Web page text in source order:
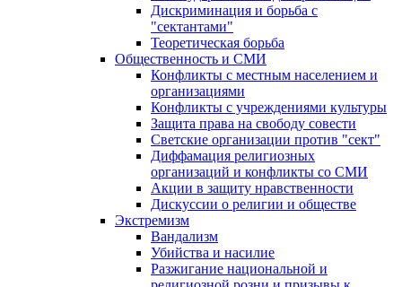
Дискриминация и борьба с
"сектантами"
Теоретическая борьба
Общественность и СМИ
Конфликты с местным населением и
организациями
Конфликты с учреждениями культуры
Защита права на свободу совести
Светские организации против "сект"
Диффамация религиозных
организаций и конфликты со СМИ
Акции в защиту нравственности
Дискуссии о религии и обществе
Экстремизм
Вандализм
Убийства и насилие
Разжигание национальной и